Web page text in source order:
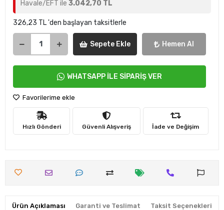
Havale/EFT ile 3.042,70 TL
326,23 TL 'den başlayan taksitlerle
Sepete Ekle Hemen Al
WHATSAPP İLE SİPARİŞ VER
Favorilerime ekle
Hızlı Gönderi Güvenli Alışveriş İade ve Değişim
Ürün Açıklaması Garanti ve Teslimat Taksit Seçenekleri